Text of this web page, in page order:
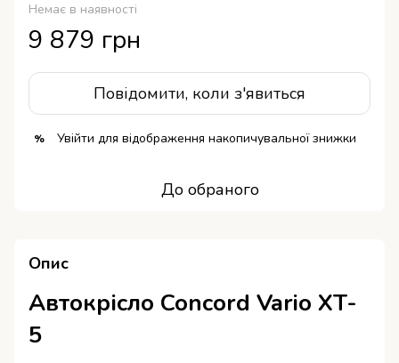
Немає в наявності
9 879 грн
Повідомити, коли з'явиться
% Увійти для відображення накопичувальної знижки
До обраного
Опис
Автокрісло Concord Vario XT-
5